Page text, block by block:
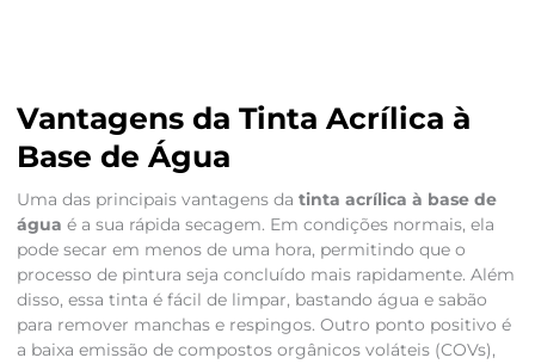
Vantagens da Tinta Acrílica à
Base de Água
Uma das principais vantagens da tinta acrílica à base de
água é a sua rápida secagem. Em condições normais, ela
pode secar em menos de uma hora, permitindo que o
processo de pintura seja concluído mais rapidamente. Além
disso, essa tinta é fácil de limpar, bastando água e sabão
para remover manchas e respingos. Outro ponto positivo é
a baixa emissão de compostos orgânicos voláteis (COVs),